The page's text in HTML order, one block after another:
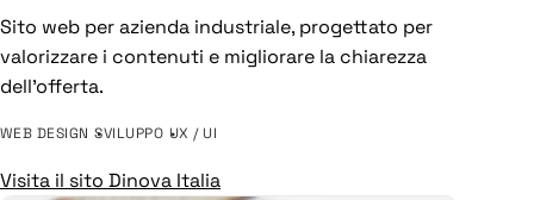
Sito web per azienda industriale, progettato per
valorizzare i contenuti e migliorare la chiarezza
dell’offerta.
WEB DESIGN SVILUPPO UX / UI
Visita il sito Dinova Italia